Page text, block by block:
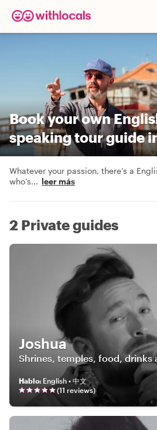
Book your own
speaking tour guide
Whatever your passion, there’s a
who’s... leer más
2 Private guides
Joshua
Shrines, temples, food, drinks
Hablo: English • 中文
(11 reviews)